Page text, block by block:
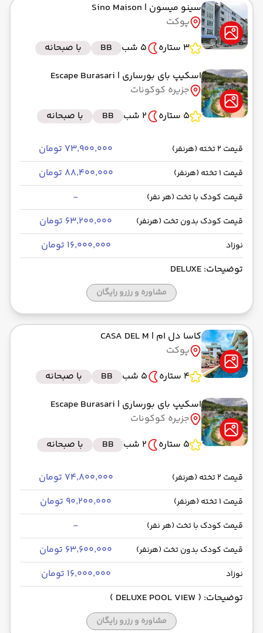
سینو میسون | Sino Maison
پوکت
3 ستاره
5 شب BB
با صبحانه
اسکیپ بای بورساری | Escape Burasari
جزیره کوکونات
5 ستاره
2 شب BB با صبحانه
قیمت 2 تخته (هرنفر) ۷۳٬۹۰۰٬۰۰۰ تومان
قیمت 1 تخته (هرنفر) ۸۸٬۴۰۰٬۰۰۰ تومان
قیمت کودک با تخت (هر نفر) -
قیمت کودک بدون تخت (هرنفر) ۶۳٬۲۰۰٬۰۰۰ تومان
نوزاد
۱۶٬۰۰۰٬۰۰۰ تومان
توضیحات: DELUXE
مشاوره و رزرو رایگان
کاسا دل ام | CASA DEL M
پوکت
4 ستاره
5 شب BB
با صبحانه
اسکیپ بای بورساری | Escape Burasari
جزیره کوکونات
5 ستاره
2 شب BB با صبحانه
قیمت 2 تخته (هرنفر) ۷۴٬۸۰۰٬۰۰۰ تومان
قیمت 1 تخته (هرنفر) ۹۰٬۲۰۰٬۰۰۰ تومان
قیمت کودک با تخت (هر نفر) -
قیمت کودک بدون تخت (هرنفر) ۶۳٬۶۰۰٬۰۰۰ تومان
نوزاد
۱۶٬۰۰۰٬۰۰۰ تومان
توضیحات: ( DELUXE POOL VIEW )
مشاوره و رزرو رایگان